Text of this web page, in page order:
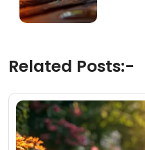
Related Posts:-